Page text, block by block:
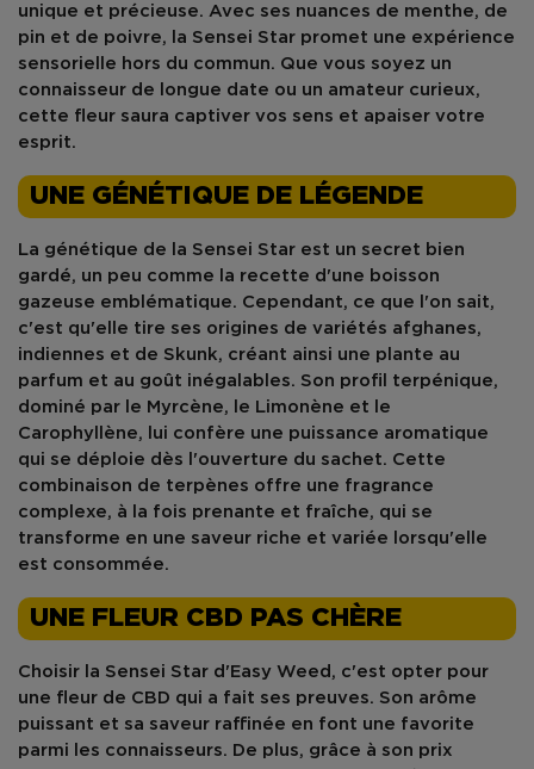
unique et précieuse. Avec ses nuances de menthe, de
pin et de poivre, la Sensei Star promet une expérience
sensorielle hors du commun. Que vous soyez un
connaisseur de longue date ou un amateur curieux,
cette fleur saura captiver vos sens et apaiser votre
esprit.
UNE GÉNÉTIQUE DE LÉGENDE
La génétique de la Sensei Star est un secret bien
gardé, un peu comme la recette d'une boisson
gazeuse emblématique. Cependant, ce que l'on sait,
c'est qu'elle tire ses origines de variétés afghanes,
indiennes et de Skunk, créant ainsi une plante au
parfum et au goût inégalables. Son profil terpénique,
dominé par le Myrcène, le Limonène et le
Carophyllène, lui confère une puissance aromatique
qui se déploie dès l'ouverture du sachet. Cette
combinaison de terpènes offre une fragrance
complexe, à la fois prenante et fraîche, qui se
transforme en une saveur riche et variée lorsqu'elle
est consommée.
UNE FLEUR CBD PAS CHÈRE
Choisir la Sensei Star d'Easy Weed , c'est opter pour
une fleur de CBD qui a fait ses preuves. Son arôme
puissant et sa saveur raffinée en font une favorite
parmi les connaisseurs. De plus, grâce à son prix